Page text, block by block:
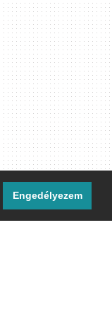
Engedélyezem